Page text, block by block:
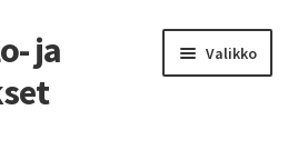
ja
Valikko